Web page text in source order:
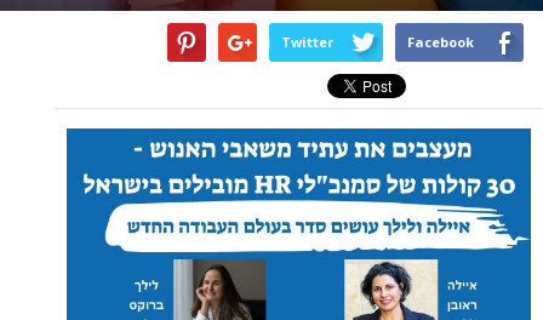
Facebook
Twitter